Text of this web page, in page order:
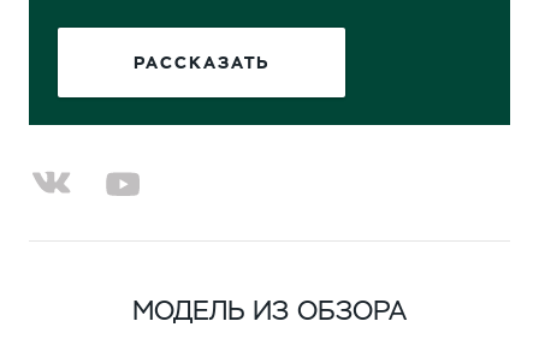
РАССКАЗАТЬ
МОДЕЛЬ ИЗ ОБЗОРА